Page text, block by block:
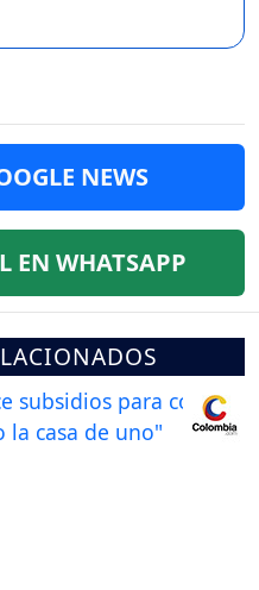
NEWS
EN WHATSAPP